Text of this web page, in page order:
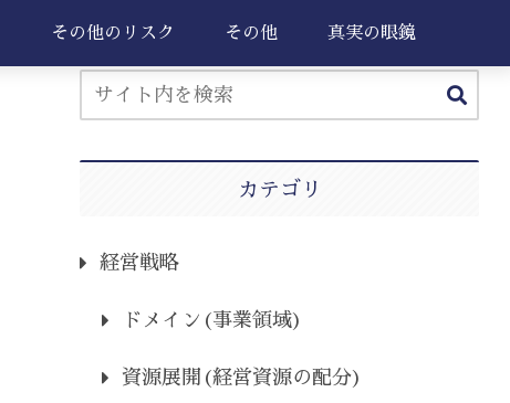
その他のリスク その他 真実の眼鏡
カテゴリ
経営戦略
ドメイン(事業領域)
資源展開(経営資源の配分)